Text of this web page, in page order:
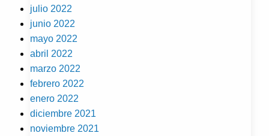
julio 2022
junio 2022
mayo 2022
abril 2022
marzo 2022
febrero 2022
enero 2022
diciembre 2021
noviembre 2021